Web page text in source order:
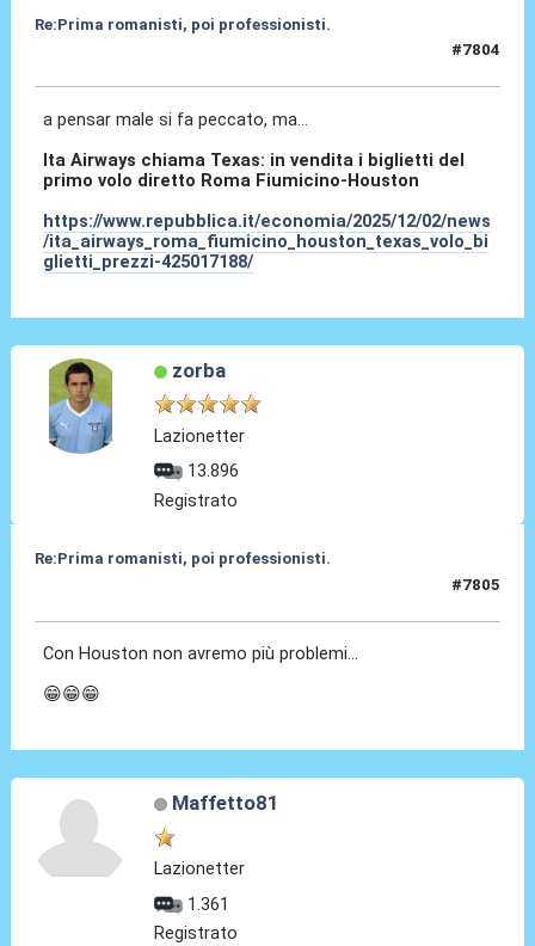
Re:Prima romanisti, poi professionisti.
#7804
a pensar male si fa peccato, ma...
Ita Airways chiama Texas: in vendita i biglietti del
primo volo diretto Roma Fiumicino-Houston
https://www.repubblica.it/economia/2025/12/02/news
/ita_airways_roma_fiumicino_houston_texas_volo_bi
glietti_prezzi-425017188/
zorba
Lazionetter
13.896
Registrato
Re:Prima romanisti, poi professionisti.
#7805
Con Houston non avremo più problemi...
😁😁😁
Maffetto81
Lazionetter
1.361
Registrato